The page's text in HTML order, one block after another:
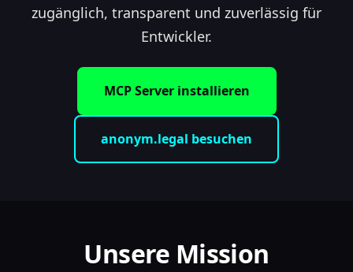
zugänglich, transparent und zuverlässig für
Entwickler.
MCP Server installieren
anonym.legal besuchen
Unsere Mission